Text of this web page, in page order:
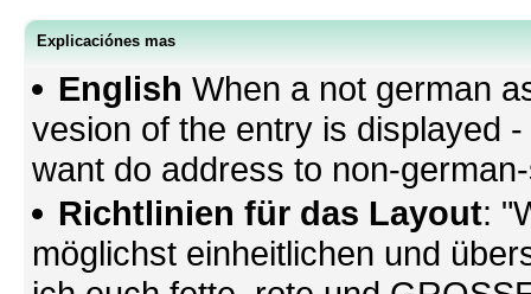
Explicaciónes mas
English When a not german
vesion of the entry is displayed
want do address to non-
Richtlinien für das Layout:
möglichst einheitlichen und